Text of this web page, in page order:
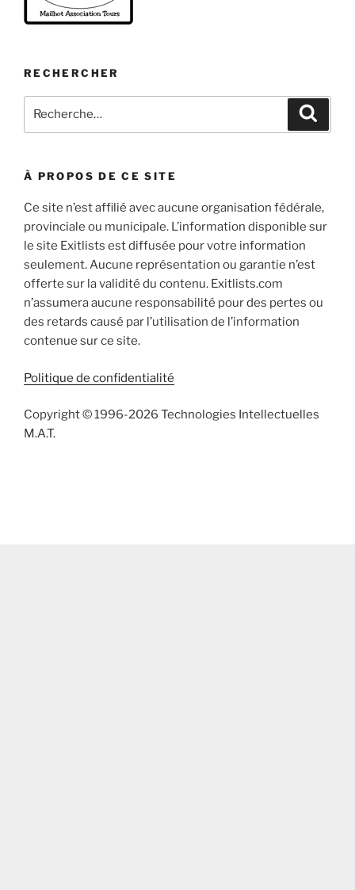
RECHERCHER
À PROPOS DE CE SITE
Ce site n’est affilié avec aucune organisation fédérale,
provinciale ou municipale. L’information disponible sur
le site Exitlists est diffusée pour votre information
seulement. Aucune représentation ou garantie n’est
offerte sur la validité du contenu. Exitlists.com
n’assumera aucune responsabilité pour des pertes ou
des retards causé par l’utilisation de l’information
contenue sur ce site.
Politique de confidentialité
Copyright © 1996-2026 Technologies Intellectuelles
M.A.T.